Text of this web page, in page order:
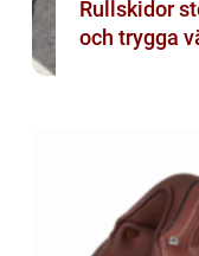
Rullskidor
och trygga